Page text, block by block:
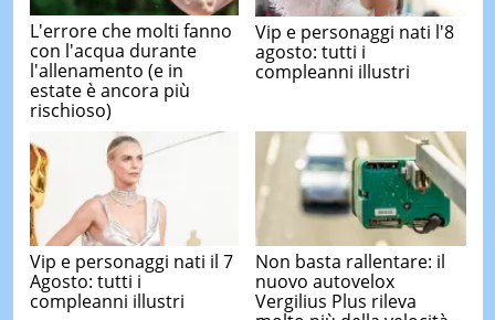
L'errore che molti fanno
con l'acqua durante
l'allenamento (e in
estate è ancora più
rischioso)
Vip e personaggi nati l'8
agosto: tutti i
compleanni illustri
Vip e personaggi nati il 7
Agosto: tutti i
compleanni illustri
Non basta rallentare: il
nuovo autovelox
Vergilius Plus rileva